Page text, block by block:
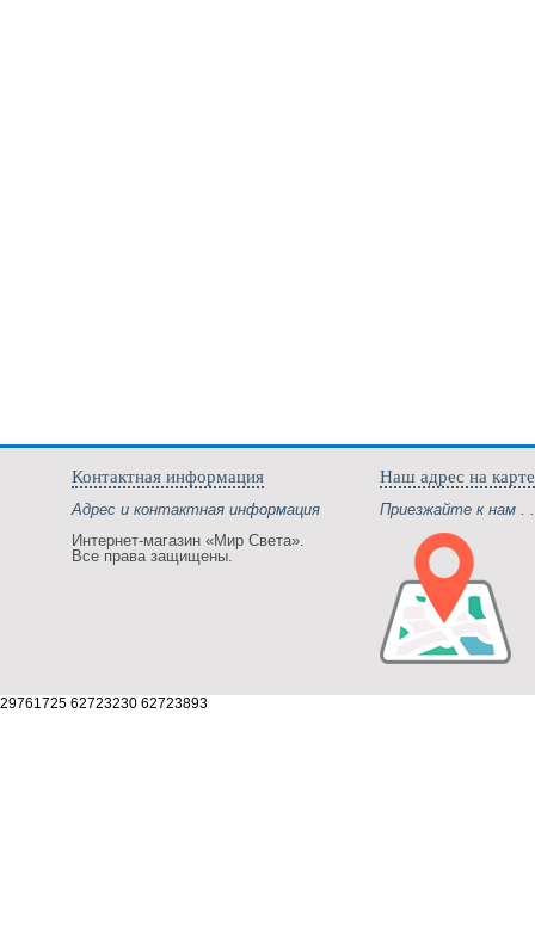
Контактная информация
Адрес и контактная информация
Интернет-магазин «Мир Света».
Все права защищены.
Наш адрес на карте
Приезжайте к нам .
29761725 62723230 62723893